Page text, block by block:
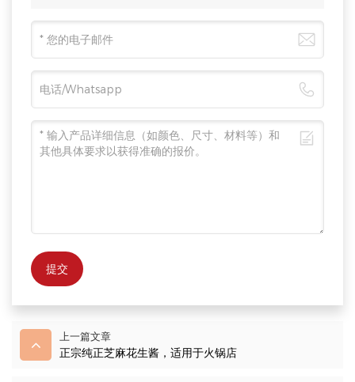
提交
上一篇文章
正宗纯正芝麻花生酱，适用于火锅店